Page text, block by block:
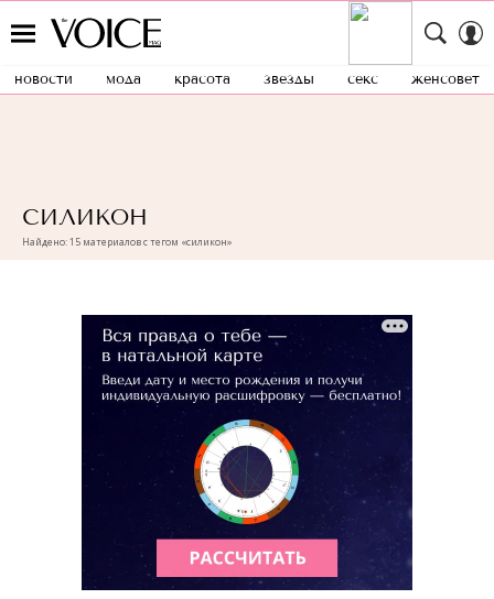
новости мода красота звезды секс женсовет
СИЛИКОН
Найдено: 15 материалов с тегом «силикон»